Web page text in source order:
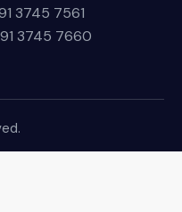
3745 7561
3745 7660